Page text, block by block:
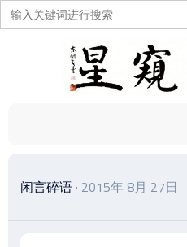
搜
索：
闲言碎语 · 2015年 8月 27日